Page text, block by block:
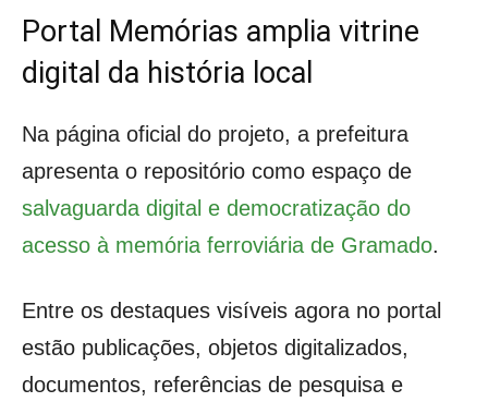
Portal Memórias amplia vitrine
digital da história local
Na página oficial do projeto, a prefeitura
apresenta o repositório como espaço de
salvaguarda digital e democratização do
acesso à memória ferroviária de Gramado.
Entre os destaques visíveis agora no portal
estão publicações, objetos digitalizados,
documentos, referências de pesquisa e